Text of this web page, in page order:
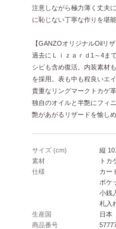
注意しながら極力薄く丈夫
に恥じない丁寧な作りを堪
【GANZOオリジナルOilリザ
過去にＬｉｚａｒｄ1～4ま
シピも含め復活。内装素材
を採用。表も中も程良いエ
貴重なリングマークトカゲ
独自のオイルと半艶にフィ
艶があがるリザードを愉しめ
サイズ (cm)
縦
素材
トカ
仕様
カー
ポケ
小銭
札入
生産国
日本
商品番号